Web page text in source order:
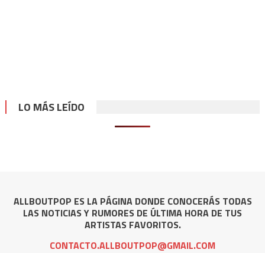
LO MÁS LEÍDO
ALLBOUTPOP ES LA PÁGINA DONDE CONOCERÁS TODAS
LAS NOTICIAS Y RUMORES DE ÚLTIMA HORA DE TUS
ARTISTAS FAVORITOS.
CONTACTO.ALLBOUTPOP@GMAIL.COM